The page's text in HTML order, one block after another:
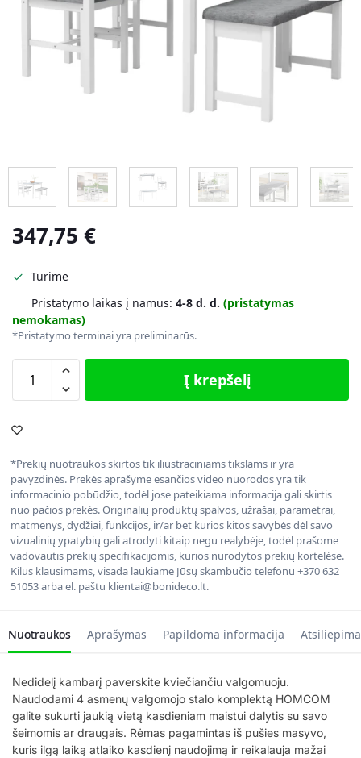
347,75 €
Turime
Pristatymo laikas į namus: 4-8 d. d. (pristatymas
nemokamas)
*Pristatymo terminai yra preliminarūs.
Į krepšelį
*Prekių nuotraukos skirtos tik iliustraciniams tikslams ir yra
pavyzdinės. Prekės aprašyme esančios video nuorodos yra tik
informacinio pobūdžio, todėl jose pateikiama informacija gali skirtis
nuo pačios prekės. Originalių produktų spalvos, užrašai, parametrai,
matmenys, dydžiai, funkcijos, ir/ar bet kurios kitos savybės dėl savo
vizualinių ypatybių gali atrodyti kitaip negu realybėje, todėl prašome
vadovautis prekių specifikacijomis, kurios nurodytos prekių kortelėse.
Kilus klausimams, visada laukiame Jūsų skambučio telefonu +370 632
51053 arba el. paštu klientai@bonideco.lt.
Nuotraukos Aprašymas Papildoma informacija
Nedidelį kambarį paverskite kviečiančiu valgomuoju.
Naudodami 4 asmenų valgomojo stalo komplektą HOMCOM
galite sukurti jaukią vietą kasdieniam maistui dalytis su savo
šeimomis ar draugais. Rėmas pagamintas iš pušies masyvo,
kuris ilgą laiką atlaiko kasdienį naudojimą ir reikalauja mažai